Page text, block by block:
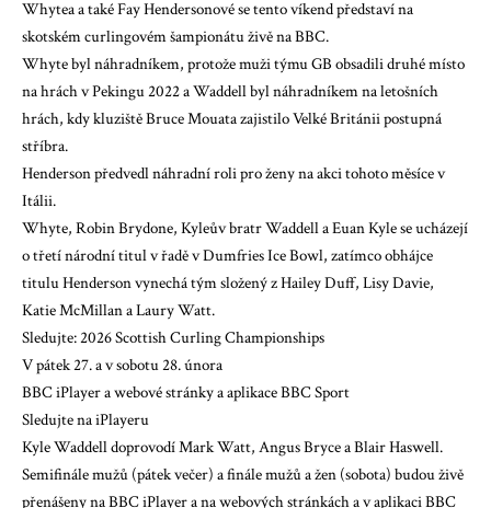
Whytea a také Fay Hendersonové se tento víkend představí na
skotském curlingovém šampionátu živě na BBC.
Whyte byl náhradníkem, protože muži týmu GB obsadili druhé místo
na hrách v Pekingu 2022 a Waddell byl náhradníkem na letošních
hrách, kdy kluziště Bruce Mouata zajistilo Velké Británii postupná
stříbra.
Henderson předvedl náhradní roli pro ženy na akci tohoto měsíce v
Itálii.
Whyte, Robin Brydone, Kyleův bratr Waddell a Euan Kyle se ucházejí
o třetí národní titul v řadě v Dumfries Ice Bowl, zatímco obhájce
titulu Henderson vynechá tým složený z Hailey Duff, Lisy Davie,
Katie McMillan a Laury Watt.
Sledujte: 2026 Scottish Curling Championships
V pátek 27. a v sobotu 28. února
BBC iPlayer a webové stránky a aplikace BBC Sport
Sledujte na iPlayeru
Kyle Waddell doprovodí Mark Watt, Angus Bryce a Blair Haswell.
Semifinále mužů (pátek večer) a finále mužů a žen (sobota) budou živě
přenášeny na BBC iPlayer a na webových stránkách a v aplikaci BBC